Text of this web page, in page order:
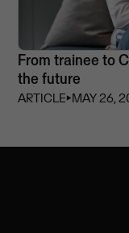
From trainee to
the future
ARTICLE⏵MAY 26,